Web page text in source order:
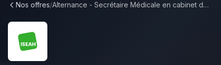
Nos offres/ Alternance - Secrétaire Médicale en cabinet de dermatologie H/F